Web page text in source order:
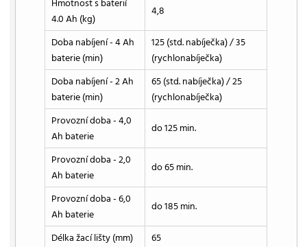
Hmotnost s baterií
4.0 Ah (kg)
4,8
Doba nabíjení - 4 Ah
baterie (min)
125 (std. nabíječka) / 35
(rychlonabíječka)
Doba nabíjení - 2 Ah
baterie (min)
65 (std. nabíječka) / 25
(rychlonabíječka)
Provozní doba - 4,0
Ah baterie
do 125 min.
Provozní doba - 2,0
Ah baterie
do 65 min.
Provozní doba - 6,0
Ah baterie
do 185 min.
Délka žací lišty (mm)
65